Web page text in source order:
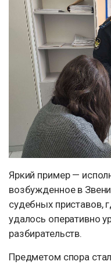
Яркий пример —
возбужденное в
судебных приставов,
удалось оперативно
разбирательств.
Предметом спора